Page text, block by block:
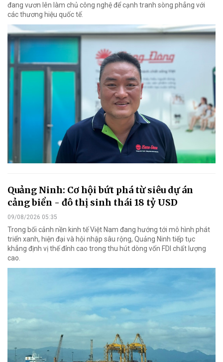
đang vươn lên làm chủ công nghệ để cạnh tranh sòng phẳng với
các thương hiệu quốc tế.
Quảng Ninh: Cơ hội bứt phá từ siêu dự án
cảng biển - đô thị sinh thái 18 tỷ USD
09/08/2026 05:35
Trong bối cảnh nền kinh tế Việt Nam đang hướng tới mô hình phát
triển xanh, hiện đại và hội nhập sâu rộng, Quảng Ninh tiếp tục
khẳng định vị thế đỉnh cao trong thu hút dòng vốn FDI chất lượng
cao.